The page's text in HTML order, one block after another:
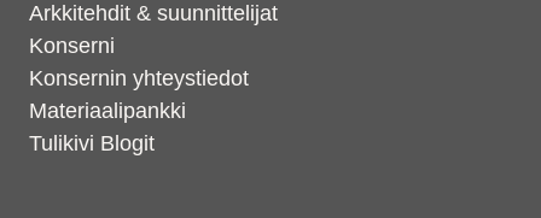
Arkkitehdit & suunnittelijat
Konserni
Konsernin yhteystiedot
Materiaalipankki
Tulikivi Blogit